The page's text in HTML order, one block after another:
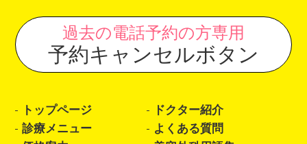
過去の電話予約の方専用
予約キャンセルボタン
トップページ
ドクター紹介
診療メニュー
よくある質問